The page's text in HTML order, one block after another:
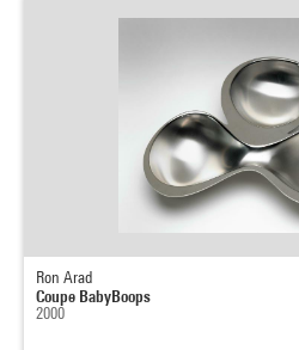
Ron Arad
Coupe BabyBoops
2000